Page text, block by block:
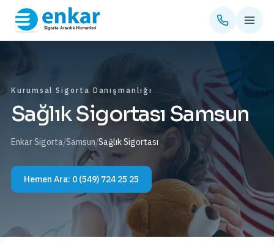
Kurumsal Sigorta Danışmanlığı
Sağlık Sigortası Samsun
Enkar Sigorta/Samsun/Sağlık Sigortası
Hemen Ara: 0 (549) 724 25 25